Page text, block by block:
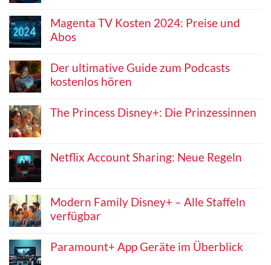
Magenta TV Kosten 2024: Preise und
Abos
Der ultimative Guide zum Podcasts
kostenlos hören
The Princess Disney+: Die Prinzessinnen
Netflix Account Sharing: Neue Regeln
Modern Family Disney+ – Alle Staffeln
verfügbar
Paramount+ App Geräte im Überblick